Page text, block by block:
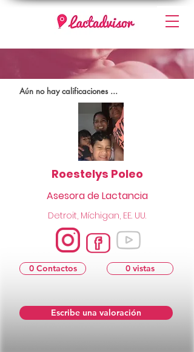
Aún no hay calificaciones ...
Escribe una valoración
0 Contactos
Detroit, Míchigan, EE. UU.
Roestelys Poleo
Asesora de Lactancia
0 vistas